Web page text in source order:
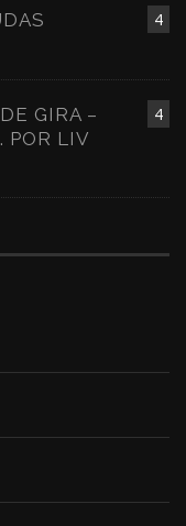
4
4
GIRA –
POR LIV